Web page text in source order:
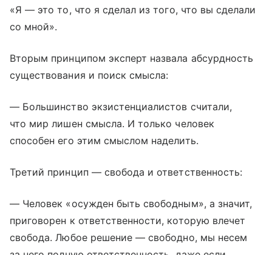
«Я — это то, что я сделал из того, что вы сделали
со мной».
Вторым принципом эксперт назвала абсурдность
существования и поиск смысла:
— Большинство экзистенциалистов считали,
что мир лишен смысла. И только человек
способен его этим смыслом наделить.
Третий принцип — свобода и ответственность:
— Человек «осужден быть свободным», а значит,
приговорен к ответственности, которую влечет
свобода. Любое решение — свободно, мы несем